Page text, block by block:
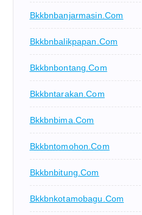
Bkkbnbanjarmasin.com
Bkkbnbalikpapan.com
Bkkbnbontang.com
Bkkbntarakan.com
Bkkbnbima.com
Bkkbntomohon.com
Bkkbnbitung.com
Bkkbnkotamobagu.com